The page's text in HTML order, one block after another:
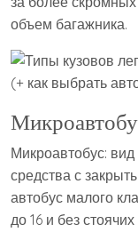
объем багажника.
Микроавтобус:
средства с
автобус малого
до 16 и без